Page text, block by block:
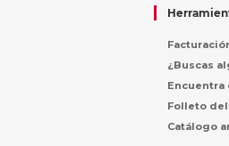
¿Buscas
Encuentra
Folleto del
Catálogo